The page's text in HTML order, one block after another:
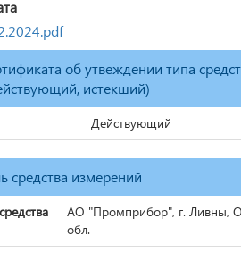
об утвеждении типа
истекший)
Действующий
средства измерений
АО "Промприбор", г. Ливны,
обл.